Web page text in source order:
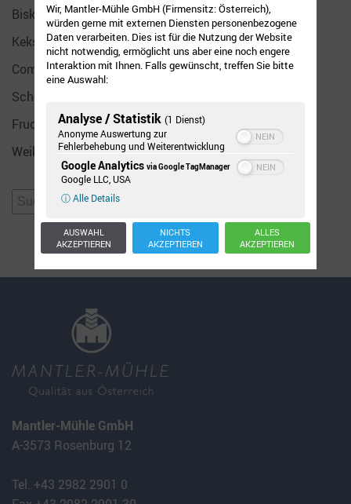
Biskuit- und Kuchen-Mix glutenfrei
Keks-Mix glutenfrei
Communityrezepte
Schokoladig
Fruchtig
Weihnachten
Suchen
nach:
Mantler-Mühle GmbH
A-3573 Rosenburg 12
Tel. +43 2982 2901 0
Wir, Mantler-Mühle GmbH (Firmensitz: Österreich),
würden gerne mit externen Diensten personenbezogene
Daten verarbeiten. Dies ist für die Nutzung der Website
nicht notwendig, ermöglicht uns aber eine noch engere
Interaktion mit Ihnen. Falls gewünscht, treffen Sie bitte
eine Auswahl:
Analyse / Statistik (1 Dienst)
Anonyme Auswertung zur
Fehlerbehebung und Weiterentwicklung
Google Analytics via Google TagManager
Google LLC, USA
ⓘ Alle Details
AUSWAHL
AKZEPTIEREN
NICHTS
AKZEPTIEREN
ALLES
AKZEPTIEREN